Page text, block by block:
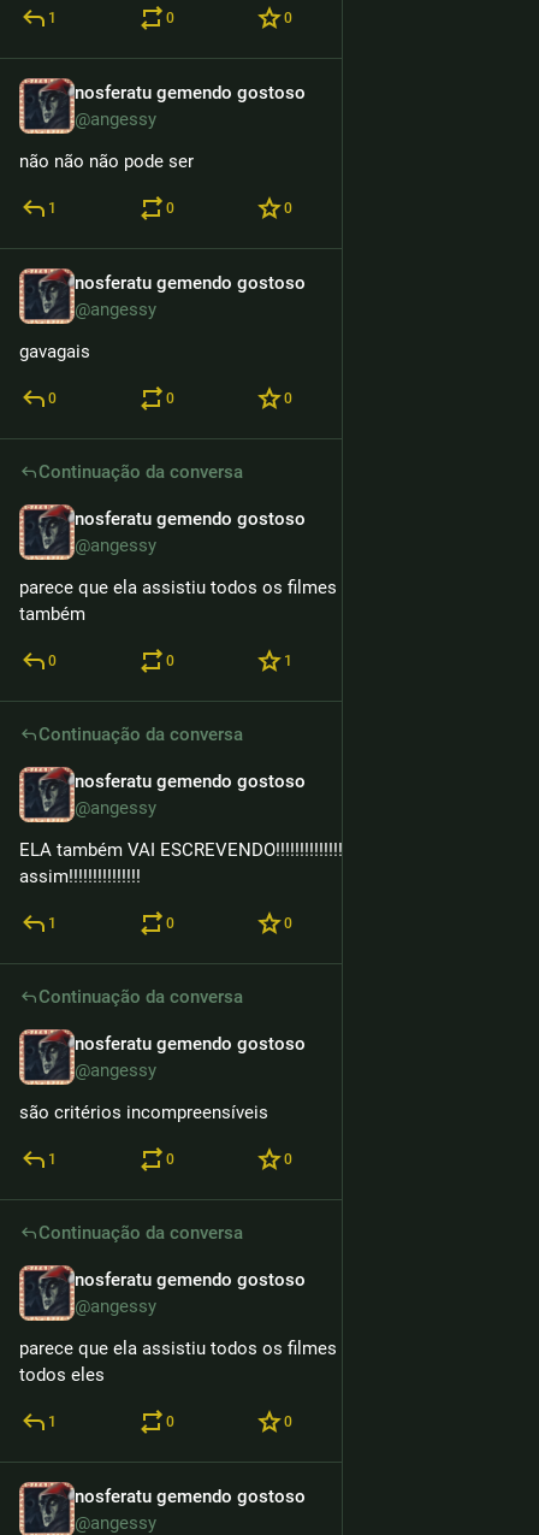
1 0 0
nosferatu gemendo gostoso
@angessy
não não não pode ser
1 0 0
nosferatu gemendo gostoso
@angessy
gavagais
0 0 0
Continuação da conversa
nosferatu gemendo gostoso
@angessy
parece que ela assistiu todos os filmes de vampiras lésbicas
também
0 0 1
Continuação da conversa
nosferatu gemendo gostoso
@angessy
ELA também VAI ESCREVENDO!!!!!!!!!!!!!!!!!!!!!!! meio
assim!!!!!!!!!!!!!!!
1 0 0
Continuação da conversa
nosferatu gemendo gostoso
@angessy
são critérios incompreensíveis
1 0 0
Continuação da conversa
nosferatu gemendo gostoso
@angessy
parece que ela assistiu todos os filmes de freiras e gosta de
todos eles
1 0 0
nosferatu gemendo gostoso
@angessy